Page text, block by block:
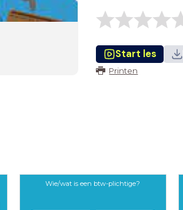
Start les
Printen
Wie/wat is een btw-plichtige?